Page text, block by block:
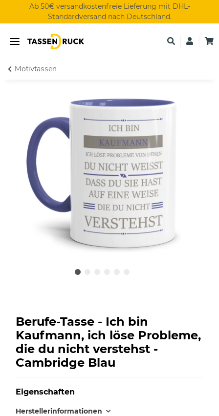
Ab 50€ versandkostenfreie Lieferung mit DHL-
Standardversand nach Deutschland.
Motivtassen
Berufe-Tasse - Ich bin
Kaufmann, ich löse Probleme,
die du nicht verstehst -
Cambridge Blau
Eigenschaften
Herstellerinformationen